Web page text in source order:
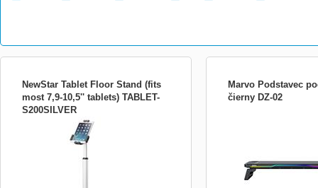
NewStar Tablet Floor Stand (fits
most 7,9-10,5'' tablets) TABLET-
S200SILVER
Výrobca: Newstar Trieda produktu:
Montážne sady pre monitory Druh
produktu: Stojan Montáž monitoru: To the
floor Použitie: tablet Maximálne zaťaženie:
Marvo Podstavec
čierny DZ-02